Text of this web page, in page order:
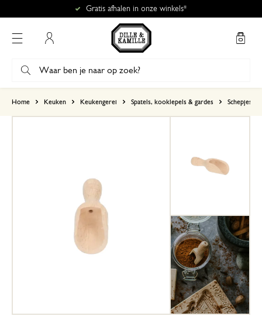
Gratis afhalen in onze winkels*
Home Keuken Keukengerei Spatels, kooklepels & gardes Schepjes
5
10 december 2024
Enkel een score, geen toelichting
15 juni 2026